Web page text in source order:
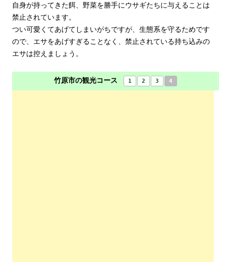
自身が持ってきた餌、野菜を勝手にウサギたちに与えることは
禁止されています。
つい可愛くてあげてしまいがちですが、生態系を守るためです
ので、エサをあげすぎることなく、禁止されている持ち込みの
エサは控えましょう。
竹原市の観光コース 1 2 3 4